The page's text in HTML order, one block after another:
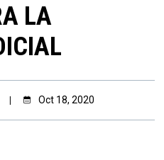
LA
Oct 18, 2020